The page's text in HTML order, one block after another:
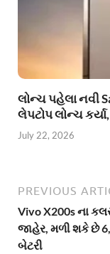
લોન્ચ પહેલા નવી
લેપટોપ લોન્ચ કર્યા,
July 22, 2026
PREVIOUS
Vivo X200s ના
જાહેર, મળી શકે છે
બેટરી